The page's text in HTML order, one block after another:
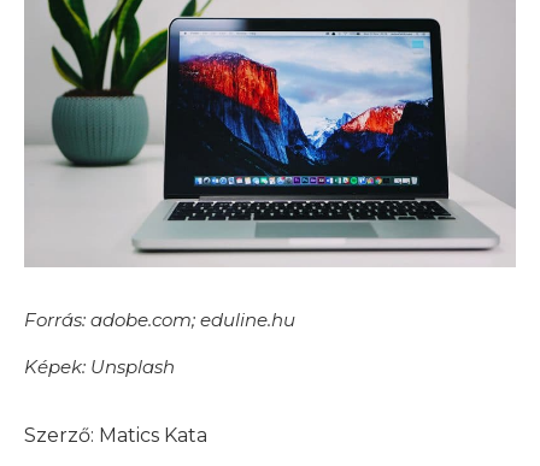
Forrás: adobe.com; eduline.hu
Képek: Unsplash
Matics Kata